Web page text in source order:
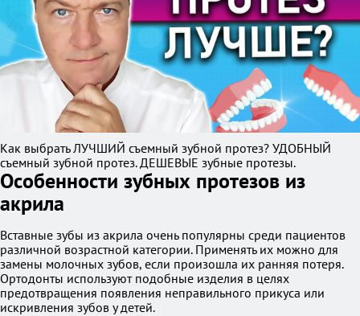
Как выбрать ЛУЧШИЙ съемный зубной протез? УДОБНЫЙ
съемный зубной протез. ДЕШЕВЫЕ зубные протезы.
Особенности зубных протезов из
акрила
Вставные зубы из акрила очень популярны среди пациентов
различной возрастной категории. Применять их можно для
замены молочных зубов, если произошла их ранняя потеря.
Ортодонты используют подобные изделия в целях
предотвращения появления неправильного прикуса или
искривления зубов у детей.